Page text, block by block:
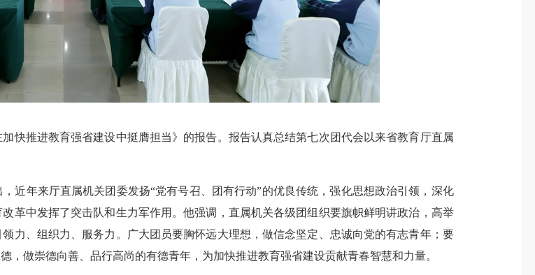
推进教育强省建设中挺膺担当》的报告。报告认真总结第七次团代会以来省教育厅直属
年来厅直属机关团委发扬“党有号召、团有行动”的优良传统，强化思想政治引领，深化
革中发挥了突击队和生力军作用。他强调，直属机关各级团组织要旗帜鲜明讲政治，高举
力、组织力、服务力。广大团员要胸怀远大理想，做信念坚定、忠诚向党的有志青年；要
做崇德向善、品行高尚的有德青年，为加快推进教育强省建设贡献青春智慧和力量。